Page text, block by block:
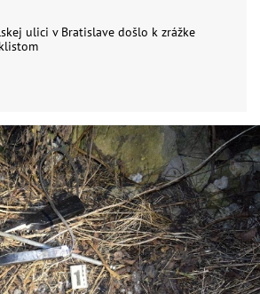
ulici v Bratislave došlo k zrážke